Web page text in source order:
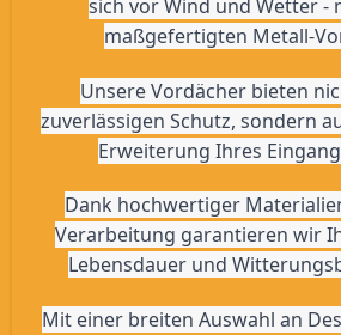
sich vor Wind und Wetter -
maßgefertigten Metall-
Unsere Vordächer bieten
zuverlässigen Schutz, sondern
Erweiterung Ihres
Dank hochwertiger
Verarbeitung garantieren wir
Lebensdauer und
Mit einer breiten Auswahl an